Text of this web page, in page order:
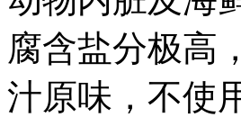
腐含盐分极高
汁原味，不使